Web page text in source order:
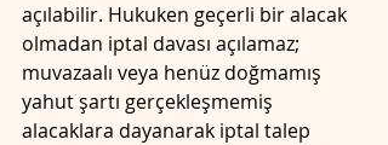
açılabilir. Hukuken geçerli bir alacak
olmadan iptal davası açılamaz;
muvazaalı veya henüz doğmamış
yahut şartı gerçekleşmemiş
alacaklara dayanarak iptal talep